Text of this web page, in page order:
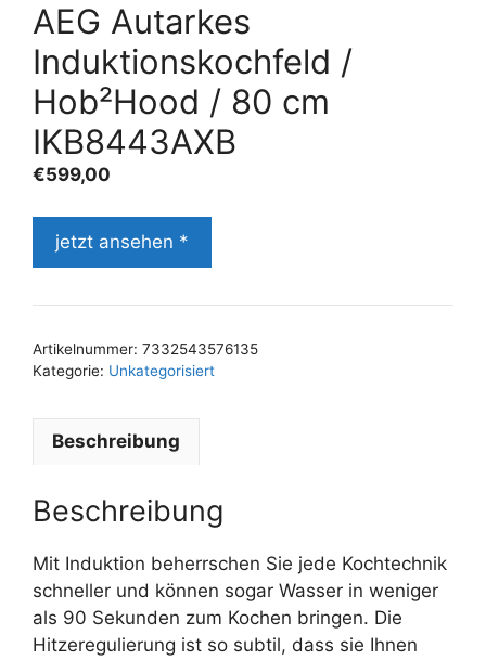
AEG Autarkes
Induktionskochfeld /
Hob²Hood / 80 cm
IKB8443AXB
€599,00
jetzt ansehen *
Artikelnummer: 7332543576135
Kategorie: Unkategorisiert
Beschreibung
Beschreibung
Mit Induktion beherrschen Sie jede Kochtechnik
schneller und können sogar Wasser in weniger
als 90 Sekunden zum Kochen bringen. Die
Hitzeregulierung ist so subtil, dass sie Ihnen